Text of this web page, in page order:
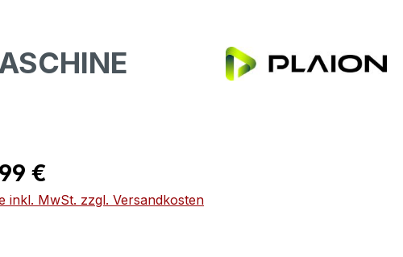
Preis:
€
inkl. MwSt. zzgl. Versandkosten